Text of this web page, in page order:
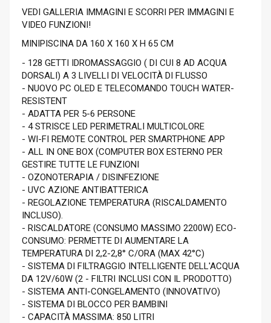
VEDI GALLERIA IMMAGINI E SCORRI PER IMMAGINI E
VIDEO FUNZIONI!
MINIPISCINA DA 160 X 160 X H 65 CM
- 128 GETTI IDROMASSAGGIO ( DI CUI 8 AD ACQUA
DORSALI) A 3 LIVELLI DI VELOCITÀ DI FLUSSO
- NUOVO PC OLED E TELECOMANDO TOUCH WATER-
RESISTENT
- ADATTA PER 5-6 PERSONE
- 4 STRISCE LED PERIMETRALI MULTICOLORE
- WI-FI REMOTE CONTROL PER SMARTPHONE APP
- ALL IN ONE BOX (COMPUTER BOX ESTERNO PER
GESTIRE TUTTE LE FUNZIONI
- OZONOTERAPIA / DISINFEZIONE
- UVC AZIONE ANTIBATTERICA
- REGOLAZIONE TEMPERATURA (RISCALDAMENTO
INCLUSO).
- RISCALDATORE (CONSUMO MASSIMO 2200W) ECO-
CONSUMO: PERMETTE DI AUMENTARE LA
TEMPERATURA DI 2,2-2,8° C/ORA (MAX 42°C)
- SISTEMA DI FILTRAGGIO INTELLIGENTE DELL'ACQUA
DA 12V/60W (2 - FILTRI INCLUSI CON IL PRODOTTO)
- SISTEMA ANTI-CONGELAMENTO (INNOVATIVO)
- SISTEMA DI BLOCCO PER BAMBINI
- CAPACITÀ MASSIMA: 850 LITRI